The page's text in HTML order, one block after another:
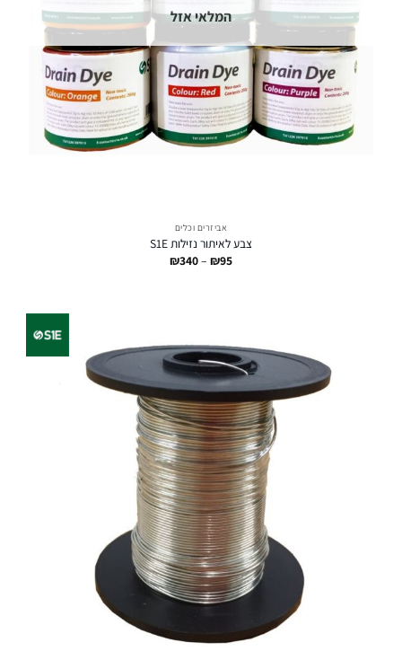
המלאי אזל
אביזרים וכלים
צבע לאיתור נזילות S1E
₪95
–
₪340 טווח